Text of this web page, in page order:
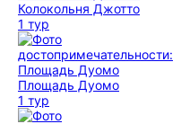
Колокольня Джотто
1 тур
Площадь Дуомо
1 тур